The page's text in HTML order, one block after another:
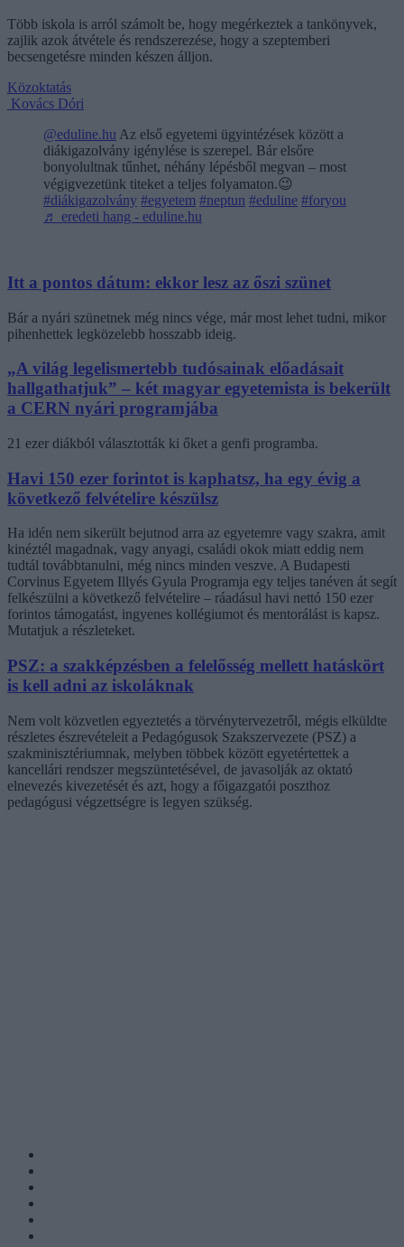
Több iskola is arról számolt be, hogy megérkeztek a tankönyvek,
zajlik azok átvétele és rendszerezése, hogy a szeptemberi
becsengetésre minden készen álljon.
Közoktatás
Kovács Dóri
@eduline.hu Az első egyetemi ügyintézések között a
diákigazolvány igénylése is szerepel. Bár elsőre
bonyolultnak tűnhet, néhány lépésből megvan – most
végigvezetünk titeket a teljes folyamaton.😉
#diákigazolvány #egyetem #neptun #eduline #foryou
♬ eredeti hang - eduline.hu
Itt a pontos dátum: ekkor lesz az őszi szünet
Bár a nyári szünetnek még nincs vége, már most lehet tudni, mikor
pihenhettek legközelebb hosszabb ideig.
„A világ legelismertebb tudósainak előadásait
hallgathatjuk” – két magyar egyetemista is bekerült
a CERN nyári programjába
21 ezer diákból választották ki őket a genfi programba.
Havi 150 ezer forintot is kaphatsz, ha egy évig a
következő felvételire készülsz
Ha idén nem sikerült bejutnod arra az egyetemre vagy szakra, amit
kinéztél magadnak, vagy anyagi, családi okok miatt eddig nem
tudtál továbbtanulni, még nincs minden veszve. A Budapesti
Corvinus Egyetem Illyés Gyula Programja egy teljes tanéven át segít
felkészülni a következő felvételire – ráadásul havi nettó 150 ezer
forintos támogatást, ingyenes kollégiumot és mentorálást is kapsz.
Mutatjuk a részleteket.
PSZ: a szakképzésben a felelősség mellett hatáskört
is kell adni az iskoláknak
Nem volt közvetlen egyeztetés a törvénytervezetről, mégis elküldte
részletes észrevételeit a Pedagógusok Szakszervezete (PSZ) a
szakminisztériumnak, melyben többek között egyetértettek a
kancellári rendszer megszüntetésével, de javasolják az oktató
elnevezés kivezetését és azt, hogy a főigazgatói poszthoz
pedagógusi végzettségre is legyen szükség.